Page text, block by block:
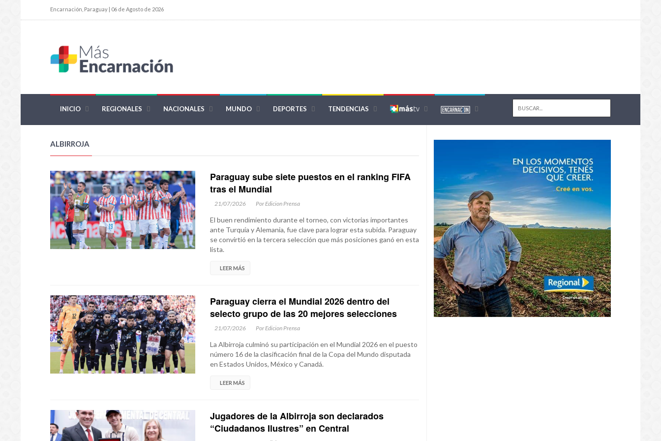
Encarnación, Paraguay | 06 de Agosto de 2026
INICIO REGIONALES NACIONALES MUNDO DEPORTES TENDENCIAS
ALBIRROJA
Paraguay sube siete puestos en el ranking FIFA
tras el Mundial
21/07/2026 Por Edicion Prensa
El buen rendimiento durante el torneo, con victorias importantes
ante Turquía y Alemania, fue clave para lograr esta subida. Paraguay
se convirtió en la tercera selección que más posiciones ganó en esta
lista.
LEER MÁS
Paraguay cierra el Mundial 2026 dentro del
selecto grupo de las 20 mejores selecciones
21/07/2026 Por Edicion Prensa
La Albirroja culminó su participación en el Mundial 2026 en el puesto
número 16 de la clasificación final de la Copa del Mundo disputada
en Estados Unidos, México y Canadá.
LEER MÁS
Jugadores de la Albirroja son declarados
“Ciudadanos Ilustres” en Central